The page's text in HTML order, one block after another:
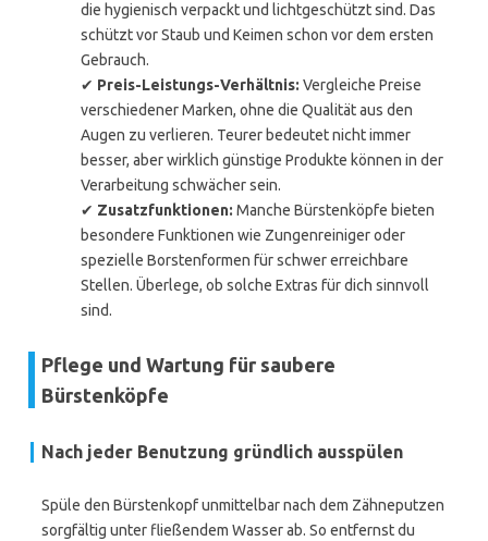
die hygienisch verpackt und lichtgeschützt sind. Das
schützt vor Staub und Keimen schon vor dem ersten
Gebrauch.
✔ Preis-Leistungs-Verhältnis: Vergleiche Preise
verschiedener Marken, ohne die Qualität aus den
Augen zu verlieren. Teurer bedeutet nicht immer
besser, aber wirklich günstige Produkte können in der
Verarbeitung schwächer sein.
✔ Zusatzfunktionen: Manche Bürstenköpfe bieten
besondere Funktionen wie Zungenreiniger oder
spezielle Borstenformen für schwer erreichbare
Stellen. Überlege, ob solche Extras für dich sinnvoll
sind.
Pflege und Wartung für saubere
Bürstenköpfe
Nach jeder Benutzung gründlich ausspülen
Spüle den Bürstenkopf unmittelbar nach dem Zähneputzen
sorgfältig unter fließendem Wasser ab. So entfernst du